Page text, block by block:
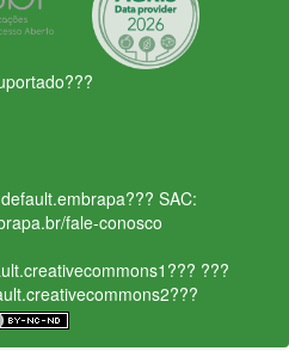
SAC:
fale-conosco
???